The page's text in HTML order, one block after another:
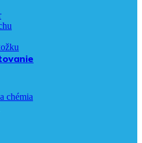
chémia